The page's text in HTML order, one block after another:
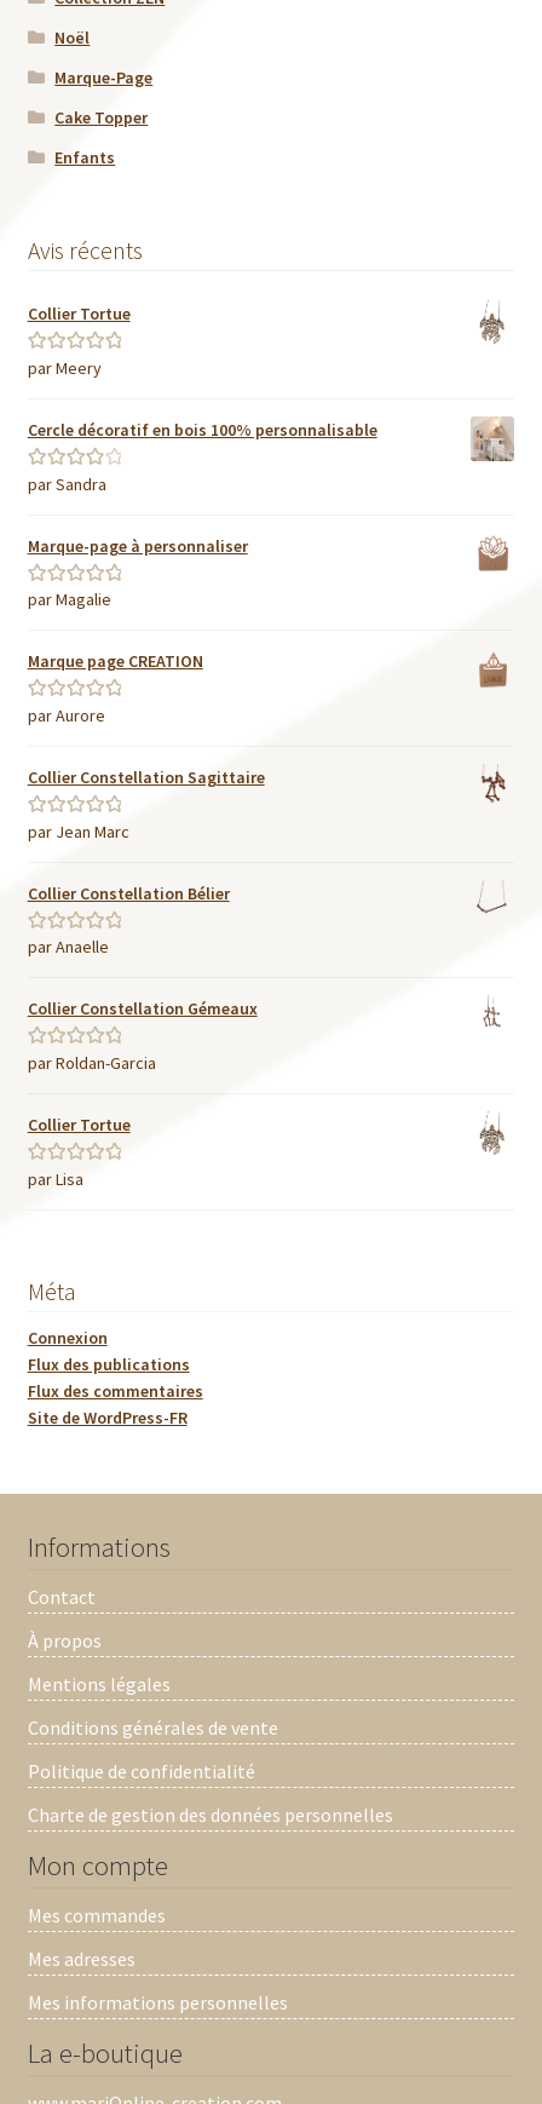
Noël
Marque-Page
Cake Topper
Enfants
Avis récents
Collier Tortue
Note5sur 5
par Meery
Cercle décoratif en bois 100% personnalisable
Note4sur
par Sandra
Marque-page à personnaliser
Note5sur 5
par Magalie
Marque page CREATION
Note5sur 5
par Aurore
Collier Constellation Sagittaire
Note5sur 5
par Jean Marc
Collier Constellation Bélier
Note5sur 5
par Anaelle
Collier Constellation Gémeaux
Note5sur 5
par Roldan-Garcia
Collier Tortue
Note5sur 5
par Lisa
Méta
Connexion
Flux des publications
Flux des commentaires
Site de WordPress-FR
Informations
Contact
À propos
Mentions légales
Conditions générales de vente
Politique de confidentialité
Charte de gestion des données personnelles
Mon compte
Mes commandes
Mes adresses
Mes informations personnelles
La e-boutique